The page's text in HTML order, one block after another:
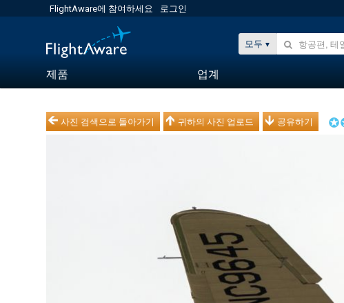
FlightAware에 참여하세요 로그인
모두
제품 업계
사진 검색으로 돌아가기 귀하의 사진 업로드 공유하기